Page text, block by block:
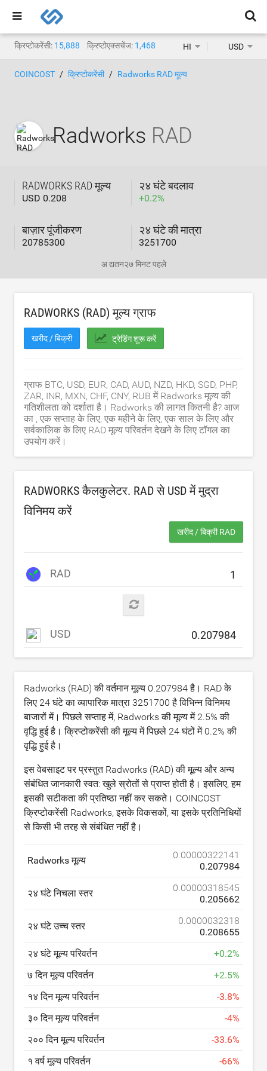
क्रिप्टोकरेंसी: 15,888 क्रिप्टोएक्सचेंज: 1,468 HI USD
COINCOST क्रिप्टोकरेंसी Radworks RAD मूल्य
Radworks RAD
RADWORKS RAD मूल्य
USD 0.208
२४ घंटे बदलाव
+0.2%
बाज़ार पूंजीकरण
20785300
२४ घंटे की मात्रा
3251700
अ द्यतन२७ मिनट पहले
RADWORKS (RAD) मूल्य ग्राफ
खरीद / बिक्री ट्रेडिंग शुरू करें
ग्राफ BTC, USD, EUR, CAD, AUD, NZD, HKD, SGD, PHP,
ZAR, INR, MXN, CHF, CNY, RUB में Radworks मूल्य की
गतिशीलता को दर्शाता है। Radworks की लागत कितनी है? आज
का , एक सप्ताह के लिए, एक महीने के लिए, एक साल के लिए और
सर्वकालिक के लिए RAD मूल्य परिवर्तन देखने के लिए टॉगल का
उपयोग करें।
RADWORKS कैलकुलेटर. RAD से USDमें मुद्रा
विनिमय करें
खरीद / बिक्री RAD
RAD
USD
Radworks (RAD) की वर्तमान मूल्य 0.207984है। RAD के
लिए 24 घंटे का व्यापारिक मात्रा 3251700 है विभिन्न विनिमय
बाजारों में। पिछले सप्ताह में, Radworks की मूल्य में 2.5% की
वृद्धि हुई है। क्रिप्टोकरेंसी की मूल्य में पिछले 24 घंटों में 0.2% की
वृद्धि हुई है।
इस वेबसाइट पर प्रस्तुत Radworks (RAD) की मूल्य और अन्य
संबंधित जानकारी स्वत: खुले स्रोतों से प्राप्त होती है। इसलिए, हम
इसकी सटीकता की प्रतिष्ठा नहीं कर सकते। COINCOST
क्रिप्टोकरेंसी Radworks, इसके विकसकों, या इसके प्रतिनिधियों
से किसी भी तरह से संबंधित नहीं है।
Radworks मूल्य
0.00000322141
0.207984
२४ घंटे निचला स्तर
0.00000318545
0.205662
२४ घंटे उच्च स्तर
0.0000032318
0.208655
२४ घंटे मूल्य परिवर्तन
+0.2%
७ दिन मूल्य परिवर्तन
+2.5%
१४ दिन मूल्य परिवर्तन
-3.8%
३० दिन मूल्य परिवर्तन
-4%
२०० दिन मूल्य परिवर्तन
-33.6%
१ वर्ष मूल्य परिवर्तन
-66%